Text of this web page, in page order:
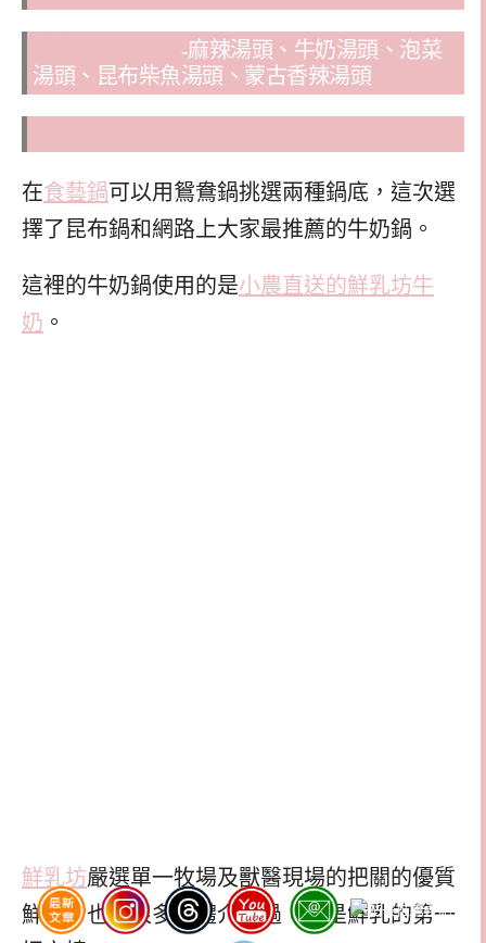
-麻辣湯頭、牛奶湯頭、泡菜
湯頭、昆布柴魚湯頭、蒙古香辣湯頭
在食藝鍋可以用鴛鴦鍋挑選兩種鍋底，這次選
擇了昆布鍋和網路上大家最推薦的牛奶鍋。
這裡的牛奶鍋使用的是小農直送的鮮乳坊牛
奶 。
鮮乳坊嚴選單一牧場及獸醫現場的把關的優質
鮮奶，也有很多媒體介紹過，算是鮮乳的第一